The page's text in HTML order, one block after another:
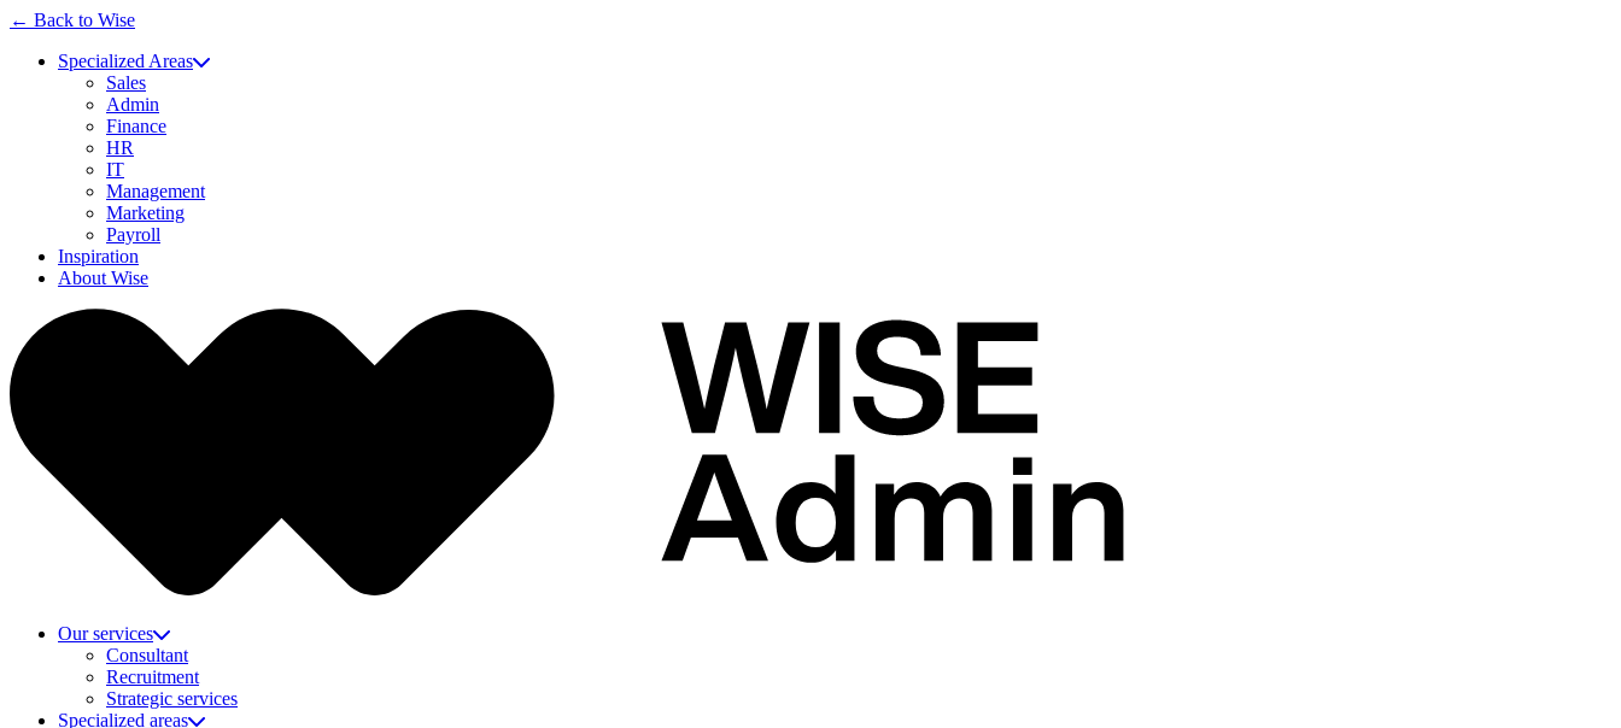
← Back to Wise
Specialized Areas
Sales
Admin
Finance
HR
IT
Management
Marketing
Payroll
Inspiration
About Wise
Our services
Consultant
Recruitment
Strategic services
Specialized areas